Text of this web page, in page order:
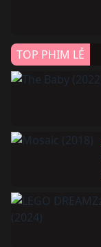
TOP PHIM LẺ